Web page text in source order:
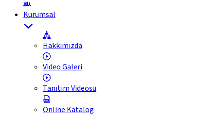
Kurumsal
Hakkımızda
Video Galeri
Tanıtım Videosu
Online Katalog